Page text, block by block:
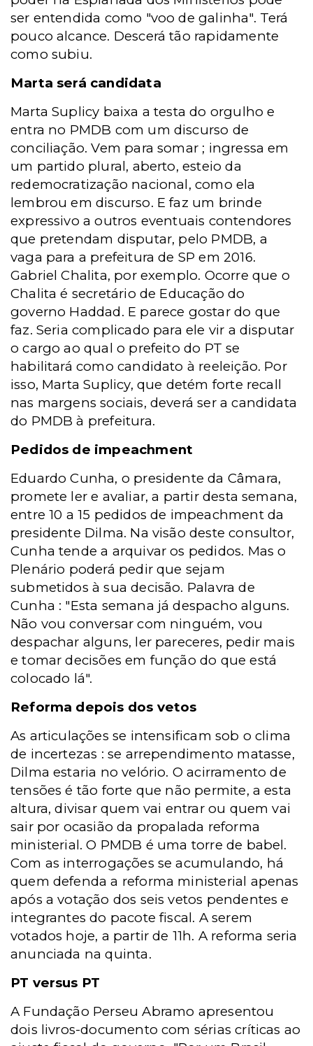
ser entendida como "voo de galinha". Terá
pouco alcance. Descerá tão rapidamente
como subiu.
Marta será candidata
Marta Suplicy baixa a testa do orgulho e
entra no PMDB com um discurso de
conciliação. Vem para somar ; ingressa em
um partido plural, aberto, esteio da
redemocratização nacional, como ela
lembrou em discurso. E faz um brinde
expressivo a outros eventuais contendores
que pretendam disputar, pelo PMDB, a
vaga para a prefeitura de SP em 2016.
Gabriel Chalita, por exemplo. Ocorre que o
Chalita é secretário de Educação do
governo Haddad. E parece gostar do que
faz. Seria complicado para ele vir a disputar
o cargo ao qual o prefeito do PT se
habilitará como candidato à reeleição. Por
isso, Marta Suplicy, que detém forte recall
nas margens sociais, deverá ser a candidata
do PMDB à prefeitura.
Pedidos de impeachment
Eduardo Cunha, o presidente da Câmara,
promete ler e avaliar, a partir desta semana,
entre 10 a 15 pedidos de impeachment da
presidente Dilma. Na visão deste consultor,
Cunha tende a arquivar os pedidos. Mas o
Plenário poderá pedir que sejam
submetidos à sua decisão. Palavra de
Cunha : "Esta semana já despacho alguns.
Não vou conversar com ninguém, vou
despachar alguns, ler pareceres, pedir mais
e tomar decisões em função do que está
colocado lá".
Reforma depois dos vetos
As articulações se intensificam sob o clima
de incertezas : se arrependimento matasse,
Dilma estaria no velório. O acirramento de
tensões é tão forte que não permite, a esta
altura, divisar quem vai entrar ou quem vai
sair por ocasião da propalada reforma
ministerial. O PMDB é uma torre de babel.
Com as interrogações se acumulando, há
quem defenda a reforma ministerial apenas
após a votação dos seis vetos pendentes e
integrantes do pacote fiscal. A serem
votados hoje, a partir de 11h. A reforma seria
anunciada na quinta.
PT versus PT
A Fundação Perseu Abramo apresentou
dois livros-documento com sérias críticas ao